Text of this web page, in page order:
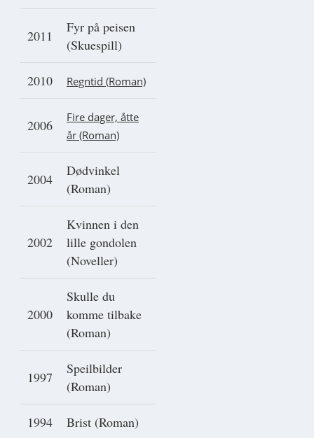
2011
Fyr på peisen
(Skuespill)
2010 Regntid (Roman)
2006
Fire dager, åtte
år (Roman)
2004
Dødvinkel
(Roman)
2002
Kvinnen i den
lille gondolen
(Noveller)
2000
Skulle du
komme tilbake
(Roman)
1997
Speilbilder
(Roman)
1994 Brist (Roman)